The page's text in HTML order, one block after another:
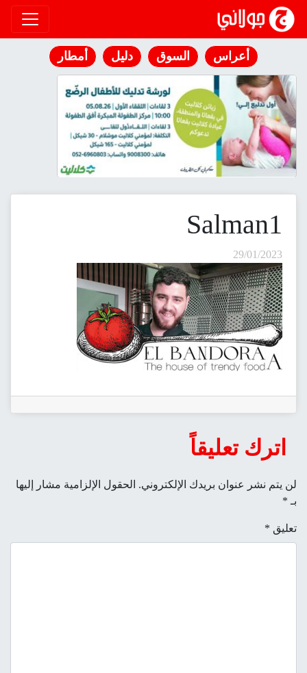
انتقل إلى المحتوى
أعراس السوق دليل أمطار
Salman1
29/01/2023
اترك تعليقاً
لن يتم نشر عنوان بريدك الإلكتروني. الحقول الإلزامية مشار إليها
بـ *
تعليق *